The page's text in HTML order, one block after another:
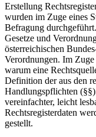
Erstellung
wurden im Zuge eines
Befragung
Gesetze und
österreichischen
Verordnungen. Im
warum eine
Definition der aus den
Handlungspflichten
vereinfachter, leicht
Rechtsregisterdaten
gestellt.